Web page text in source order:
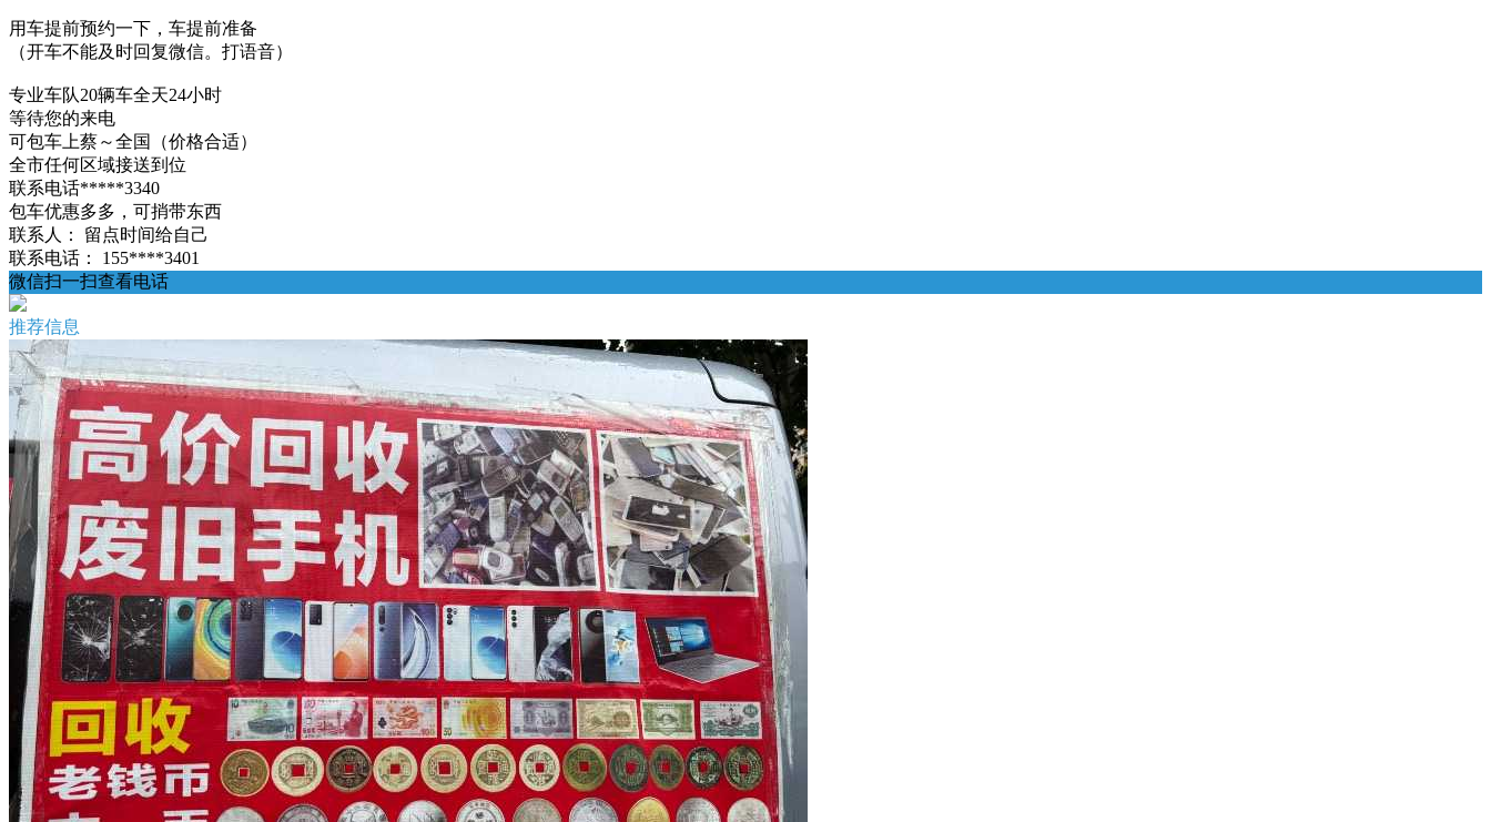
用车提前预约一下，车提前准备
（开车不能及时回复微信。打语音）
专业车队20辆车全天24小时
等待您的来电
可包车上蔡～全国（价格合适）
全市任何区域接送到位
联系电话*****3340
包车优惠多多，可捎带东西
联系人：
留点时间给自己
联系电话：
155****3401
微信扫一扫查看电话
推荐信息